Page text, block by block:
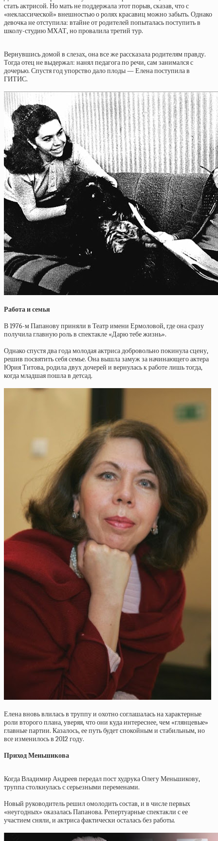
стать актрисой. Но мать не поддержала этот порыв, сказав, что с
«неклассической» внешностью о ролях красавиц можно забыть. Однако
девочка не отступила: втайне от родителей попыталась поступить в
школу-студию МХАТ, но провалила третий тур.
Вернувшись домой в слезах, она все же рассказала родителям правду.
Тогда отец не выдержал: нанял педагога по речи, сам занимался с
дочерью. Спустя год упорство дало плоды — Елена поступила в
ГИТИС.
Работа и семья
В 1976-м Папанову приняли в Театр имени Ермоловой, где она сразу
получила главную роль в спектакле «Дарю тебе жизнь».
Однако спустя два года молодая актриса добровольно покинула сцену,
решив посвятить себя семье. Она вышла замуж за начинающего актера
Юрия Титова, родила двух дочерей и вернулась к работе лишь тогда,
когда младшая пошла в детсад.
Елена вновь влилась в труппу и охотно соглашалась на характерные
роли второго плана, уверяя, что они куда интереснее, чем «глянцевые»
главные партии. Казалось, ее путь будет спокойным и стабильным, но
все изменилось в 2012 году.
Приход Меньшикова
Когда Владимир Андреев передал пост худрука Олегу Меньшикову,
труппа столкнулась с серьезными переменами.
Новый руководитель решил омолодить состав, и в числе первых
«неугодных» оказалась Папанова. Репертуарные спектакли с ее
участием сняли, и актриса фактически осталась без работы.